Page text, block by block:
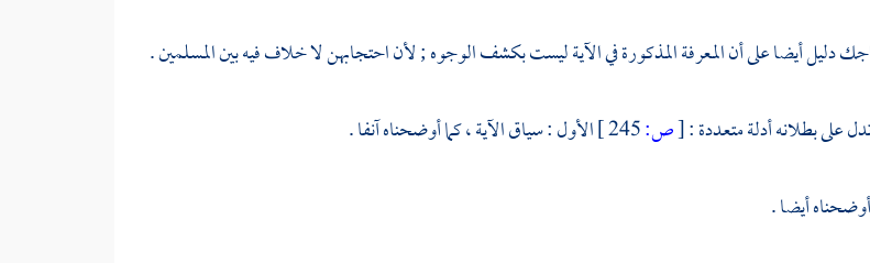
دليل أيضا على أن المعرفة المذكورة في الآية ليست بكشف الوجوه ; لأن احتجابهن لا خلاف فيه بين المسلمين .
على بطلانه أدلة متعددة :[ص:
الأول : سياق الآية ، كما أوضحناه آنفا .
أيضا .